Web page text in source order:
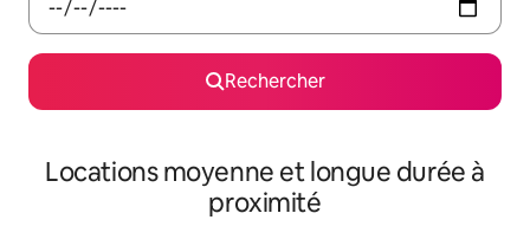
Rechercher
Locations moyenne et longue durée à
proximité